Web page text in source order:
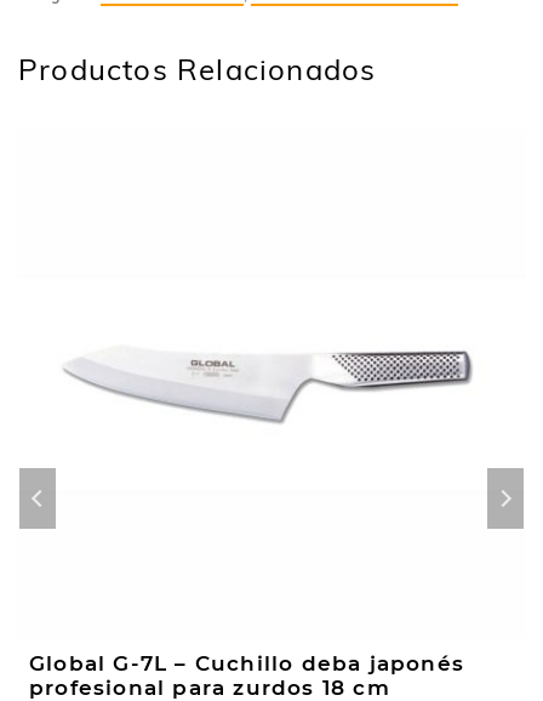
Productos Relacionados
Global G-7L – Cuchillo deba japonés
profesional para zurdos 18 cm